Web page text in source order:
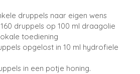
druppels naar eigen wens
druppels op 100 ml draagolie
toediening
opgelost in 10 ml hydrofiele
in een potje honing.